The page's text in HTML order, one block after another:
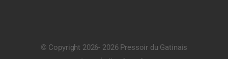
© Copyright 2026- 2026 Pressoir du Gatinais